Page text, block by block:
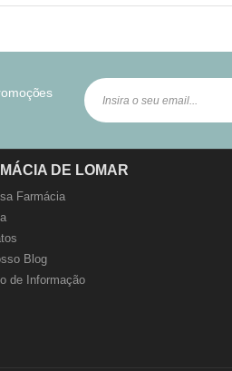
DE LOMAR
Farmácia
Blog
de Informação